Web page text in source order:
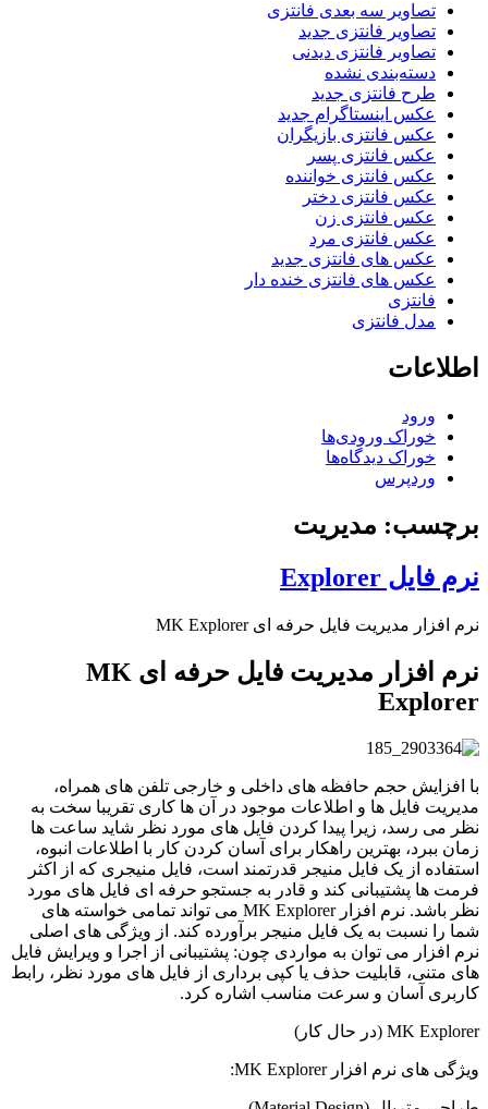
تصاویر سه بعدی فانتزی
تصاویر فانتزی جدید
تصاویر فانتزی دیدنی
دسته‌بندی نشده
طرح فانتزی جدید
عکس اینستاگرام جدید
عکس فانتزی بازیگران
عکس فانتزی پسر
عکس فانتزی خواننده
عکس فانتزی دختر
عکس فانتزی زن
عکس فانتزی مرد
عکس های فانتزی جدید
عکس های فانتزی خنده دار
فانتزی
مدل فانتزی
اطلاعات
ورود
خوراک ورودی‌ها
خوراک دیدگاه‌ها
وردپرس
برچسب: مدیریت
نرم فایل Explorer
نرم افزار مدیریت فایل حرفه ای MK Explorer
نرم افزار مدیریت فایل حرفه ای MK
Explorer
با افزایش حجم حافظه های داخلی و خارجی تلفن های همراه،
مدیریت فایل ها و اطلاعات موجود در آن ها کاری تقریبا سخت به
نظر می رسد، زیرا پیدا کردن فایل های مورد نظر شاید ساعت ها
زمان ببرد، بهترین راهکار برای آسان کردن کار با اطلاعات انبوه،
استفاده از یک فایل منیجر قدرتمند است، فایل منیجری که از اکثر
فرمت ها پشتیبانی کند و قادر به جستجو حرفه ای فایل های مورد
نظر باشد. نرم افزار MK Explorer می تواند تمامی خواسته های
شما را نسبت به یک فایل منیجر برآورده کند. از ویژگی های اصلی
نرم افزار می توان به مواردی چون: پشتیبانی از اجرا و ویرایش فایل
های متنی، قابلیت حذف یا کپی برداری از فایل های مورد نظر، رابط
کاربری آسان و سرعت مناسب اشاره کرد.
MK Explorer (در حال کار)
ویژگی های نرم افزار MK Explorer: